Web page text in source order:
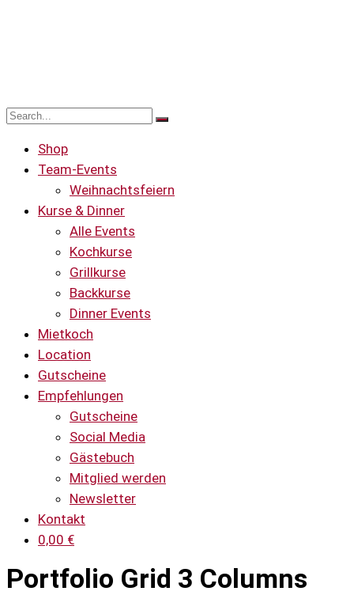
Shop
Team-Events
Weihnachtsfeiern
Kurse & Dinner
Alle Events
Kochkurse
Grillkurse
Backkurse
Dinner Events
Mietkoch
Location
Gutscheine
Empfehlungen
Gutscheine
Social Media
Gästebuch
Mitglied werden
Newsletter
Kontakt
0,00 €
Portfolio Grid 3 Columns